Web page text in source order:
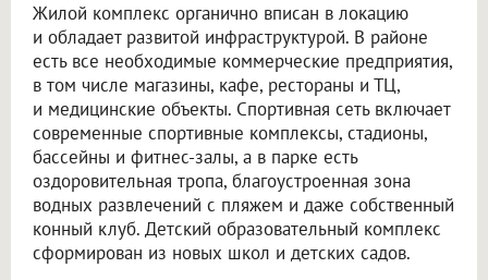
Жилой комплекс органично вписан в локацию
и обладает развитой инфраструктурой. В районе
есть все необходимые коммерческие предприятия,
в том числе магазины, кафе, рестораны и ТЦ,
и медицинские объекты. Спортивная сеть включает
современные спортивные комплексы, стадионы,
бассейны и фитнес-залы, а в парке есть
оздоровительная тропа, благоустроенная зона
водных развлечений с пляжем и даже собственный
конный клуб. Детский образовательный комплекс
сформирован из новых школ и детских садов.